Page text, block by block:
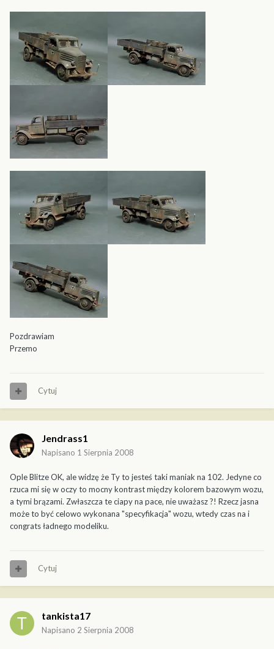
Pozdrawiam
Przemo
Cytuj
Jendrass1
Napisano 1 Sierpnia 2008
Ople Blitze OK, ale widzę że Ty to jesteś taki maniak na 102. Jedyne co
rzuca mi się w oczy to mocny kontrast między kolorem bazowym wozu,
a tymi brązami. Zwłaszcza te ciapy na pace, nie uważasz ?! Rzecz jasna
może to być celowo wykonana "specyfikacja" wozu, wtedy czas na i
congrats ładnego modeliku.
Cytuj
tankista17
Napisano 2 Sierpnia 2008